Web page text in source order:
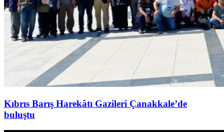
Kıbrıs Barış Harekâtı Gazileri Çanakkale’de
buluştu